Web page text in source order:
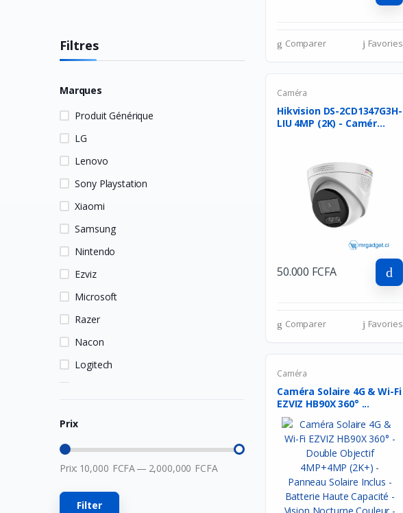
Filtres
Marques
Produit Générique
LG
Lenovo
Sony Playstation
Xiaomi
Samsung
Nintendo
Ezviz
Microsoft
Razer
Nacon
Logitech
Owlenz
LDNIO
SanDisk
Prix
Prix: 10,000 FCFA— 2,000,000 FCFA
Filter
Comparer Favories
Caméra
Hikvision DS-2CD1347G3H-
LIU 4MP (2K) - Camér...
50.000 FCFA
Comparer Favories
Caméra
Caméra Solaire 4G & Wi-Fi
EZVIZ HB90X 360° ...